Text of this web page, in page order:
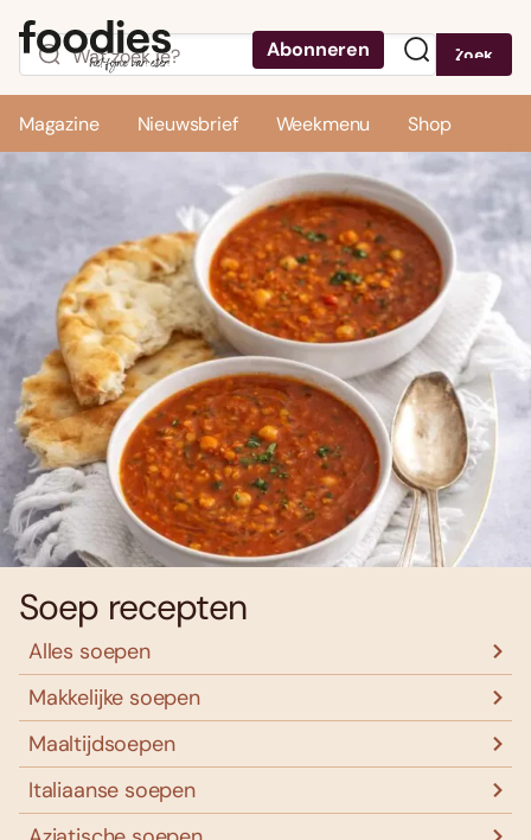
Abonneren Zoek
Magazine Nieuwsbrief Weekmenu Shop
Soep recepten
Alles soepen
Makkelijke soepen
Maaltijdsoepen
Italiaanse soepen